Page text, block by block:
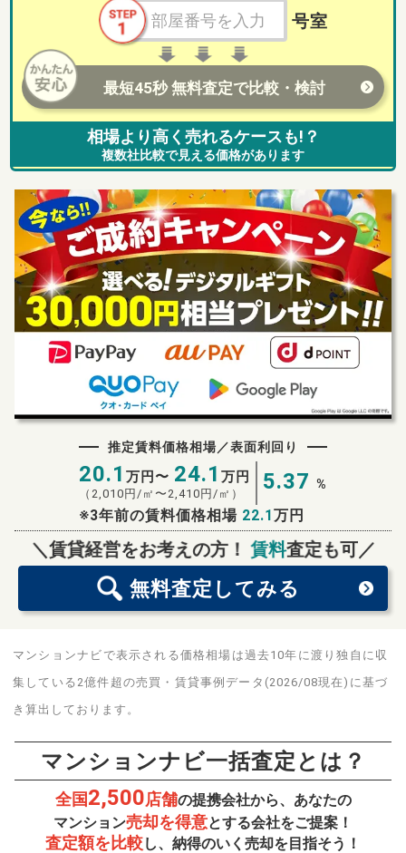
号室
最短45秒 無料査定で比較・検討
相場より高く売れるケースも!？
複数社比較で見える価格があります
推定賃料価格相場／表面利回り
20.1 万円〜 24.1 万円
（ 2,010 円/㎡〜2,410 円/㎡） 5.37 %
※3年前の賃料価格相場 22.1万円
＼賃貸経営をお考えの方！ 賃料査定も可／
無料査定 してみる
無料査定スタート！
マンションナビで表示される価格相場は過去10年に渡り独自に収
集している2億件超の売買・賃貸事例データ(2026/08現在)に基づ
き算出しております。
マンションナビ一括査定とは？
全国2,500店舗の提携会社から、あなたの
マンション売却を得意とする会社をご提案！
査定額を比較し、納得のいく売却を目指そう！